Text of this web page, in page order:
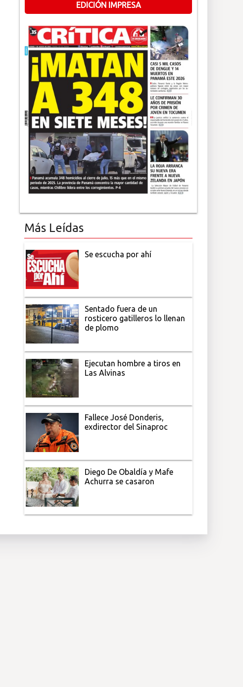
EDICIÓN IMPRESA
Más Leídas
Se escucha por ahí
Sentado fuera de un
rosticero gatilleros lo llenan
de plomo
Ejecutan hombre a tiros en
Las Alvinas
Fallece José Donderis,
exdirector del Sinaproc
Diego De Obaldía y Mafe
Achurra se casaron